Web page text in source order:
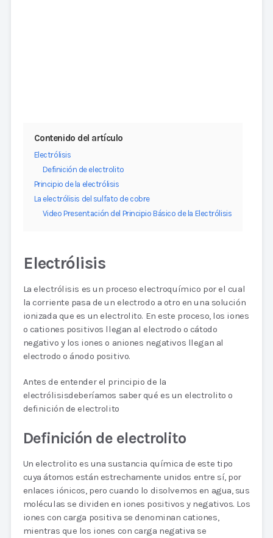
Contenido del artículo
Electrólisis
Definición de electrolito
Principio de la electrólisis
La electrólisis del sulfato de cobre
Video Presentación del Principio Básico de la Electrólisis
Electrólisis
La electrólisis es un proceso electroquímico por el cual
la corriente pasa de un electrodo a otro en una solución
ionizada que es un electrolito. En este proceso, los iones
o cationes positivos llegan al electrodo o cátodo
negativo y los iones o aniones negativos llegan al
electrodo o ánodo positivo.
Antes de entender el principio de la
electrólisisdeberíamos saber qué es un electrolito o
definición de electrolito
Definición de electrolito
Un electrolito es una sustancia química de este tipo
cuya átomos están estrechamente unidos entre sí, por
enlaces iónicos, pero cuando lo disolvemos en agua, sus
moléculas se dividen en iones positivos y negativos. Los
iones con carga positiva se denominan cationes,
mientras que los iones con carga negativa se